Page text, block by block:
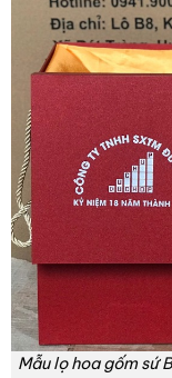
Mẫu lọ hoa gốm sứ